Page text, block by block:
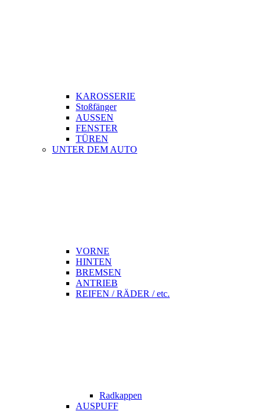
KAROSSERIE
Stoßfänger
AUSSEN
FENSTER
TÜREN
UNTER DEM AUTO
VORNE
HINTEN
BREMSEN
ANTRIEB
REIFEN / RÄDER / etc.
Radkappen
AUSPUFF